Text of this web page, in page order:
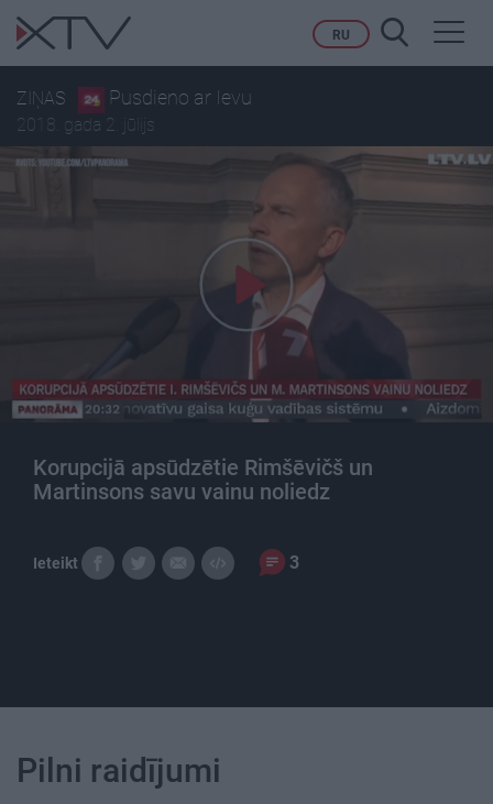
RU
ZIŅAS Pusdieno ar Ievu
2018. gada 2. jūlijs
Korupcijā apsūdzētie Rimšēvičš un
Martinsons savu vainu noliedz
Ieteikt 3
Pilni raidījumi